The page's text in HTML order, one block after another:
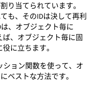
り当てられています。
も、そのIDは決して再利
、オブジェクト毎に
、オブジェクト毎に固
に立ちます。
ション関数を使って、オ
ベストな方法です。